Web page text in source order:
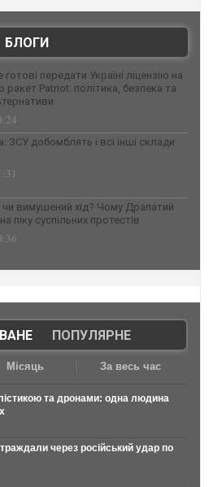
БЛОГИ
передати Україні ліцензію на
ракет Patriot: політика, безпека та
ЗСУ добомблять і всі інші склади
чи вимушений хід? Чому Драпатий
піку суспільних протестів
| ПОПУЛЯРНЕ
Місяць За весь час
та дронами: одна людина
через російський удар по